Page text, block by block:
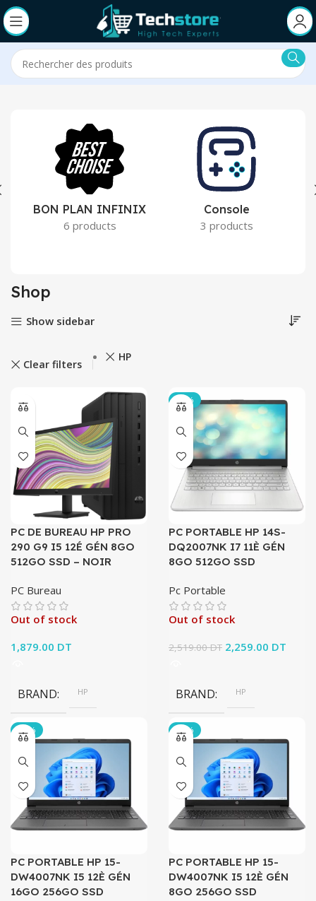
BON PLAN INFINIX
6 products
Console
3 products
Shop
Show sidebar
Clear filters
HP
PC DE BUREAU HP PRO
290 G9 I5 12É GÉN 8GO
512GO SSD – NOIR
PC Bureau
Out of stock
1,879.00 DT
BRAND HP
-10%
PC PORTABLE HP 14S-
DQ2007NK I7 11È GÉN
8GO 512GO SSD
Pc Portable
Out of stock
2,519.00DT Le prix initial
2,259.00 DT
BRAND HP
-11%
PC PORTABLE HP 15-
DW4007NK I5 12È GÉN
16GO 256GO SSD
-10%
PC PORTABLE HP 15-
DW4007NK I5 12È GÉN
8GO 256GO SSD